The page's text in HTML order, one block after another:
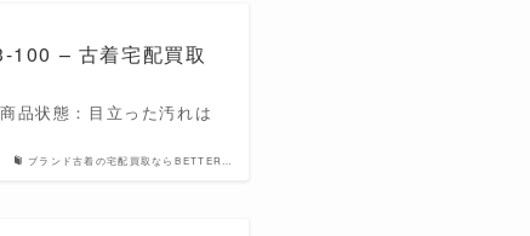
ブランド古着の宅配買取ならBETTER…
– 古着宅配買取
品状態：目立った汚れは